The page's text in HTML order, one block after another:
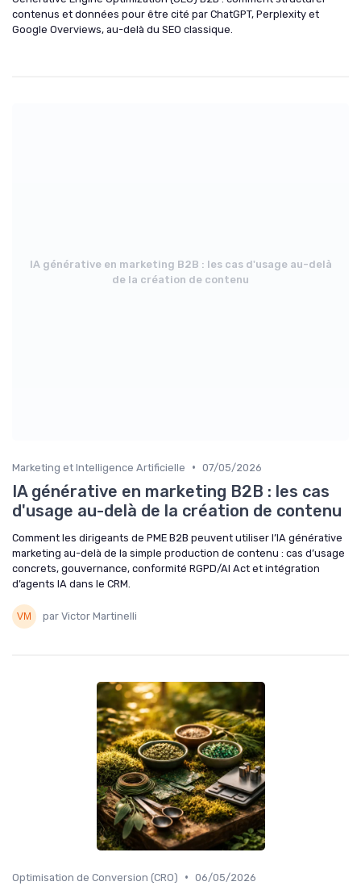
contenus et données pour être cité par ChatGPT, Perplexity et
Google Overviews, au-delà du SEO classique.
IA générative en marketing B2B : les cas d'usage au-delà
de la création de contenu
Marketing et Intelligence Artificielle • 07/05/2026
IA générative en marketing B2B : les cas
d'usage au-delà de la création de contenu
Comment les dirigeants de PME B2B peuvent utiliser l’IA générative
marketing au-delà de la simple production de contenu : cas d’usage
concrets, gouvernance, conformité RGPD/AI Act et intégration
d’agents IA dans le CRM.
par Victor Martinelli
Optimisation de Conversion (CRO) • 06/05/2026